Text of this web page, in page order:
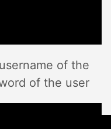
of the
of the user